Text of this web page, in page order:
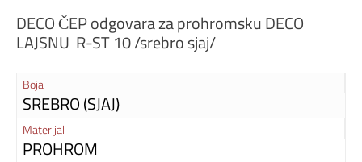
DECO ČEP odgovara za prohromsku DECO
LAJSNU R-ST 10 /srebro sjaj/
Boja
SREBRO (SJAJ)
Materijal
PROHROM